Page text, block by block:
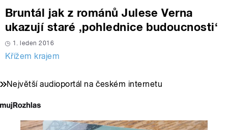
Bruntál jak z románů Julese Verna
ukazují staré ‚pohlednice budoucnosti‘
1. leden 2016
Křížem krajem
Největší audioportál na českém internetu